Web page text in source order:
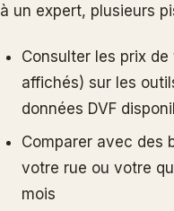
à un expert, plusieurs
Consulter les prix
affichés) sur les
données DVF
Comparer avec des
votre rue ou votre
mois